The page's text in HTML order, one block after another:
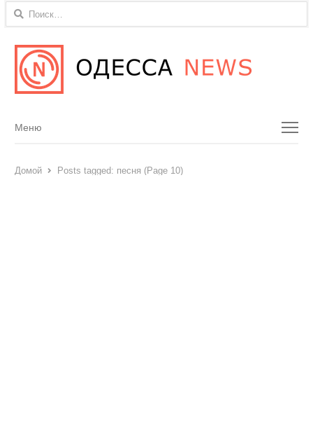
Найти:
Menu
Меню
Домой Posts tagged: песня (Page 10)